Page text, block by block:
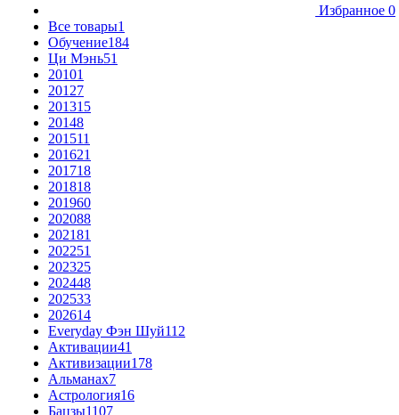
Избранное 0
Все товары1
Обучение184
Ци Мэнь51
20101
20127
201315
20148
201511
201621
201718
201818
201960
202088
202181
202251
202325
202448
202533
202614
Everyday Фэн Шуй112
Активации41
Активизации178
Альманах7
Астрология16
Бацзы1107